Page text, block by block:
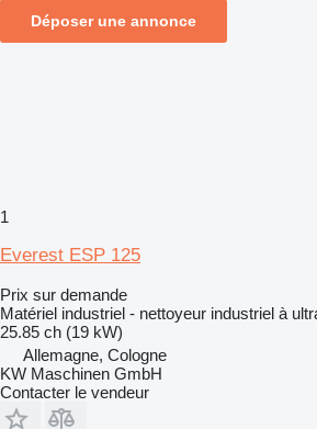
Déposer une annonce
1
Everest ESP 125
Prix sur demande
Matériel industriel - nettoyeur industriel à
25.85 ch (19 kW)
Allemagne, Cologne
KW Maschinen GmbH
Contacter le vendeur